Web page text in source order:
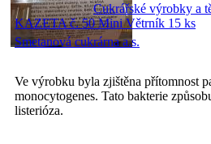
Cukrářské výrobky a
KAZETA č. 50 Mini Větrník 15 ks
Smetanová cukrárna a.s.
Ve výrobku byla zjištěna přítomnost
monocytogenes. Tato bakterie
listerióza.